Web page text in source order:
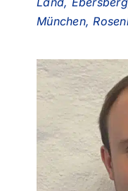
München,